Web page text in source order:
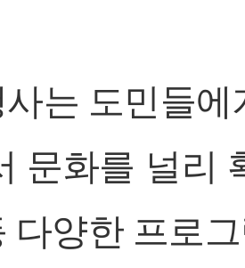
사는 도민들
문화를 널리
다양한 프로